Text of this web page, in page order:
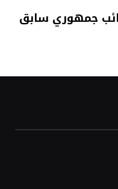
جمهوري سابق